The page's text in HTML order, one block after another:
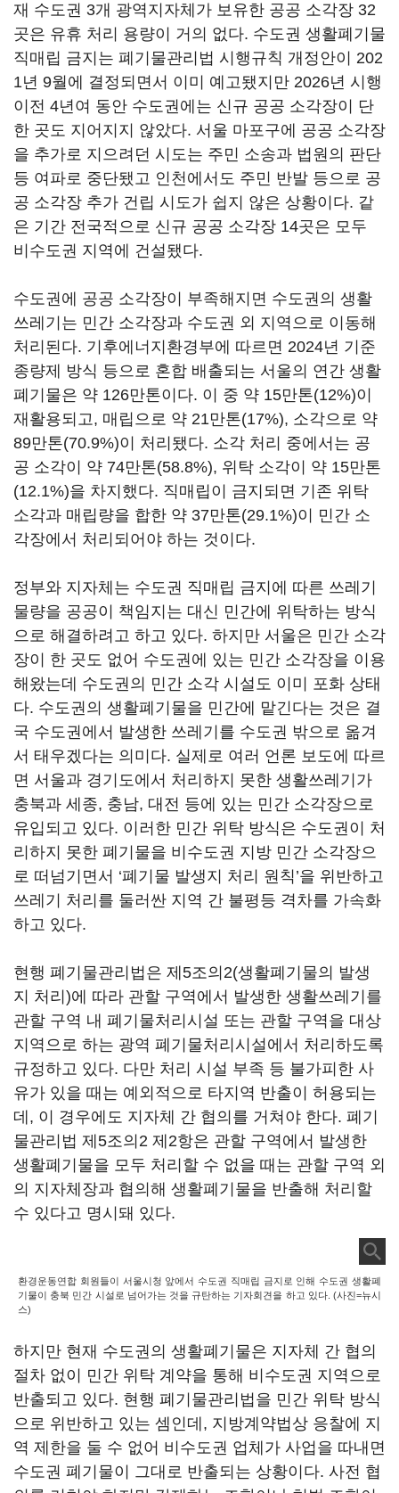
재 수도권 3개 광역지자체가 보유한 공공 소각장 32
곳은 유휴 처리 용량이 거의 없다. 수도권 생활폐기물
직매립 금지는 폐기물관리법 시행규칙 개정안이 202
1년 9월에 결정되면서 이미 예고됐지만 2026년 시행
이전 4년여 동안 수도권에는 신규 공공 소각장이 단
한 곳도 지어지지 않았다. 서울 마포구에 공공 소각장
을 추가로 지으려던 시도는 주민 소송과 법원의 판단
등 여파로 중단됐고 인천에서도 주민 반발 등으로 공
공 소각장 추가 건립 시도가 쉽지 않은 상황이다. 같
은 기간 전국적으로 신규 공공 소각장 14곳은 모두
비수도권 지역에 건설됐다.
수도권에 공공 소각장이 부족해지면 수도권의 생활
쓰레기는 민간 소각장과 수도권 외 지역으로 이동해
처리된다. 기후에너지환경부에 따르면 2024년 기준
종량제 방식 등으로 혼합 배출되는 서울의 연간 생활
폐기물은 약 126만톤이다. 이 중 약 15만톤(12%)이
재활용되고, 매립으로 약 21만톤(17%), 소각으로 약
89만톤(70.9%)이 처리됐다. 소각 처리 중에서는 공
공 소각이 약 74만톤(58.8%), 위탁 소각이 약 15만톤
(12.1%)을 차지했다. 직매립이 금지되면 기존 위탁
소각과 매립량을 합한 약 37만톤(29.1%)이 민간 소
각장에서 처리되어야 하는 것이다.
정부와 지자체는 수도권 직매립 금지에 따른 쓰레기
물량을 공공이 책임지는 대신 민간에 위탁하는 방식
으로 해결하려고 하고 있다. 하지만 서울은 민간 소각
장이 한 곳도 없어 수도권에 있는 민간 소각장을 이용
해왔는데 수도권의 민간 소각 시설도 이미 포화 상태
다. 수도권의 생활폐기물을 민간에 맡긴다는 것은 결
국 수도권에서 발생한 쓰레기를 수도권 밖으로 옮겨
서 태우겠다는 의미다. 실제로 여러 언론 보도에 따르
면 서울과 경기도에서 처리하지 못한 생활쓰레기가
충북과 세종, 충남, 대전 등에 있는 민간 소각장으로
유입되고 있다. 이러한 민간 위탁 방식은 수도권이 처
리하지 못한 폐기물을 비수도권 지방 민간 소각장으
로 떠넘기면서 ‘폐기물 발생지 처리 원칙’을 위반하고
쓰레기 처리를 둘러싼 지역 간 불평등 격차를 가속화
하고 있다.
현행 폐기물관리법은 제5조의2(생활폐기물의 발생
지 처리)에 따라 관할 구역에서 발생한 생활쓰레기를
관할 구역 내 폐기물처리시설 또는 관할 구역을 대상
지역으로 하는 광역 폐기물처리시설에서 처리하도록
규정하고 있다. 다만 처리 시설 부족 등 불가피한 사
유가 있을 때는 예외적으로 타지역 반출이 허용되는
데, 이 경우에도 지자체 간 협의를 거쳐야 한다. 폐기
물관리법 제5조의2 제2항은 관할 구역에서 발생한
생활폐기물을 모두 처리할 수 없을 때는 관할 구역 외
의 지자체장과 협의해 생활폐기물을 반출해 처리할
수 있다고 명시돼 있다.
환경운동연합 회원들이 서울시청 앞에서 수도권 직매립 금지로 인해 수도권 생활폐
기물이 충북 민간 시설로 넘어가는 것을 규탄하는 기자회견을 하고 있다. (사진=뉴시
스)
하지만 현재 수도권의 생활폐기물은 지자체 간 협의
절차 없이 민간 위탁 계약을 통해 비수도권 지역으로
반출되고 있다. 현행 폐기물관리법을 민간 위탁 방식
으로 위반하고 있는 셈인데, 지방계약법상 응찰에 지
역 제한을 둘 수 없어 비수도권 업체가 사업을 따내면
수도권 폐기물이 그대로 반출되는 상황이다. 사전 협